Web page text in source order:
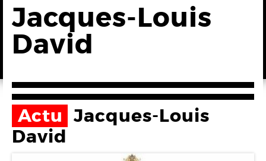
Jacques-Louis
David
Actu Jacques-Louis
David